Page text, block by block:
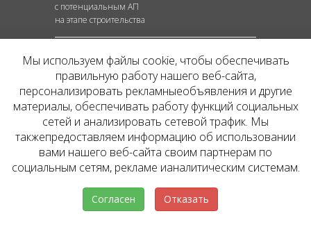
с потенциальным АП
на этапе строительства
+7 495 637 80 42
hello@inv.estate
г. Москва,ул.Мосфильмовская, д. №74Б
Пользовательское соглашение
ЮРИДИЧЕСКАЯ ИНФОРМАЦИЯ
Пользовательское соглашение
Политика конфиденциальности сайта
Мы используем файлы cookie, чтобы обеспечивать
правильную работу нашего веб-сайта,
персонализировать рекламныеобъявления и другие
материалы, обеспечивать работу функций социальных
сетей и анализировать сетевой трафик. Мы
такжепредоставляем информацию об использовании
вами нашего веб-сайта своим партнерам по
социальным сетям, рекламе ианалитическим системам.
Согласен Отказать